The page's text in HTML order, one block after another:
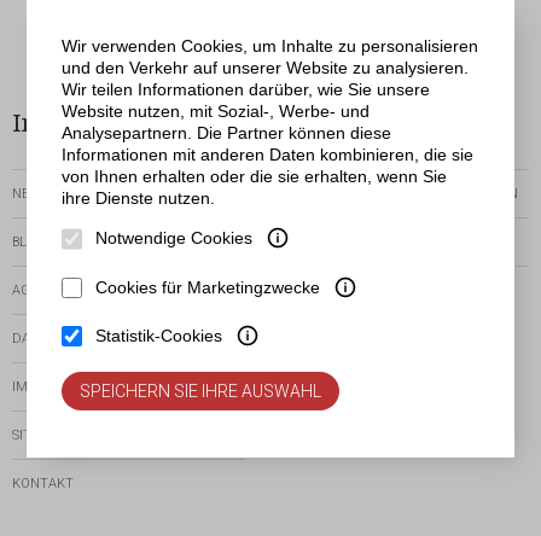
Netergo
Informationen
NEWSLETTER
BLOG
AGB
DATENSCHUTZERKLÄRUNG
IMPRESSUM
SITEMAP
KONTAKT
Bestellservice
RÜCKGABEN-UND-REKLAMATIONEN
VORHANDENE
Wir verwenden Cookies, um Inhalte zu personalisieren
und den Verkehr auf unserer Website zu analysieren.
Wir teilen Informationen darüber, wie Sie unsere
Website nutzen, mit Sozial-, Werbe- und
Analysepartnern. Die Partner können diese
Informationen mit anderen Daten kombinieren, die sie
von Ihnen erhalten oder die sie erhalten, wenn Sie
ihre Dienste nutzen.
Notwendige Cookies
Cookies für Marketingzwecke
Statistik-Cookies
SPEICHERN SIE IHRE AUSWAHL